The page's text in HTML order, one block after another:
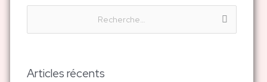
e
h
Articles récents